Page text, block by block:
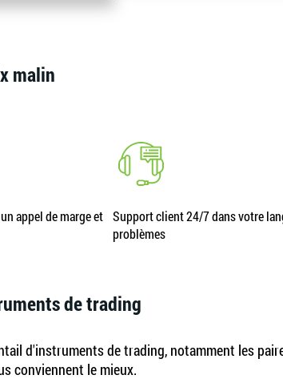
malin
appel de marge et Support client 24/7 dans votre
problèmes
de trading
d'instruments de trading, notamment les
conviennent le mieux.